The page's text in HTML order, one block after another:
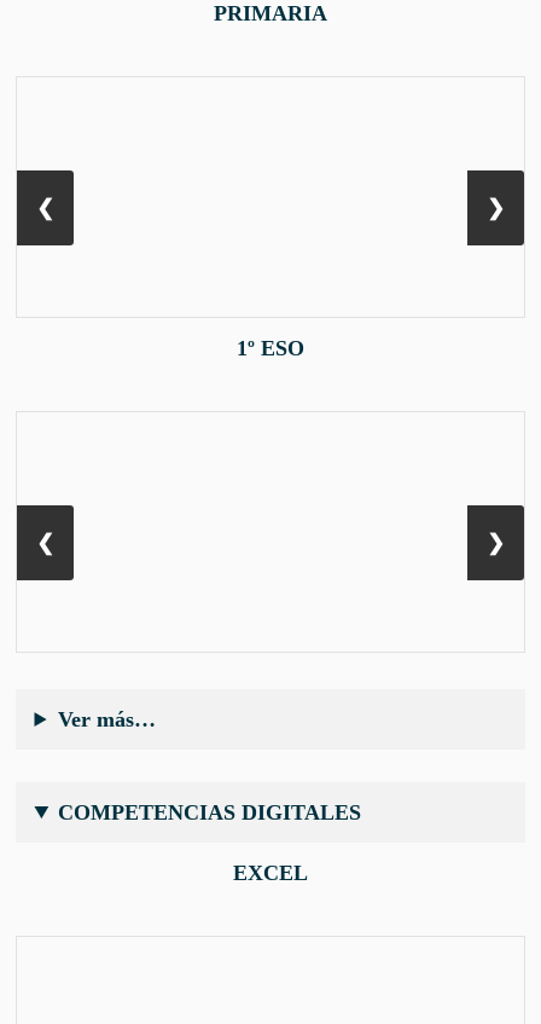
PRIMARIA
❮ ❯
1º ESO
❮ ❯
Ver más…
COMPETENCIAS DIGITALES
EXCEL